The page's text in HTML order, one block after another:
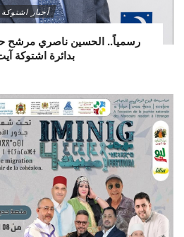
أخبار اشتوكة
رسمياً.. الحسين ناصري مرشح
بدائرة اشتوكة